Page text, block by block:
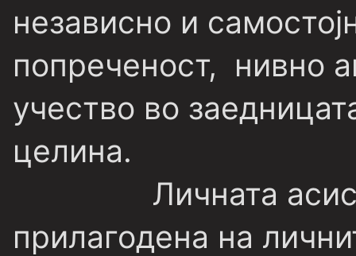
независно и
попреченост, нивно
учество во
целина.
Личната
прилагодена на